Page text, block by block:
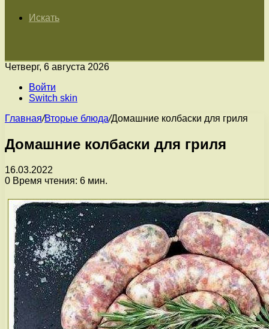
Искать
Четверг, 6 августа 2026
Войти
Switch skin
Главная/Вторые блюда/Домашние колбаски для гриля
Домашние колбаски для гриля
16.03.2022
0 Время чтения: 6 мин.